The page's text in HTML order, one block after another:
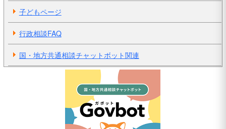
子どもページ
行政相談FAQ
国・地方共通相談チャットボット関連